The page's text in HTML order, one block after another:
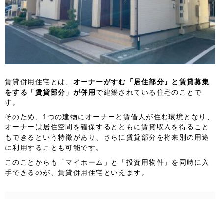
賃貸併用住宅とは、 オーナーがすむ「居住部分」と賃貸募集
をする「賃貸部分」が併用 で建築されている住宅のことで
す。
そのため、1つの建物にオーナーと賃借人が住む環境となり、
オーナーは居住空間を確保するとともに賃貸収入を得ること
もできるという特徴があり、さらに賃貸部分を将来別の用途
に利用することも可能です。
このことからも「マイホーム」と「投資用物件」を同時に入
手できるのが、賃貸併用住宅といえます。